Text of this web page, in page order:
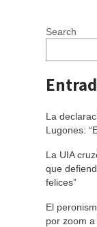
Search
La
Lugones:
La UIA
que
felices”
El
por zoom